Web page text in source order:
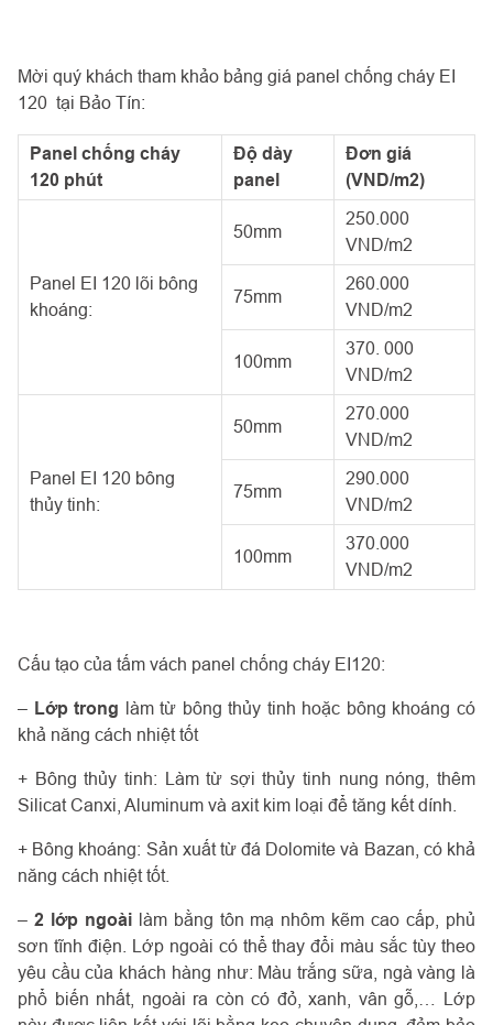
Mời quý khách tham khảo bảng giá panel chống cháy EI
120 tại Bảo Tín:
Panel chống cháy
120 phút
Độ dày
panel
Đơn giá
(VND/m2)
Panel EI 120 lõi bông
khoáng:
50mm
250.000
VND/m2
75mm
260.000
VND/m2
100mm
370. 000
VND/m2
Panel EI 120 bông
thủy tinh:
50mm
270.000
VND/m2
75mm
290.000
VND/m2
100mm
370.000
VND/m2
Cấu tạo của tấm vách panel chống cháy EI120:
– Lớp trong làm từ bông thủy tinh hoặc bông khoáng có
khả năng cách nhiệt tốt
+ Bông thủy tinh: Làm từ sợi thủy tinh nung nóng, thêm
Silicat Canxi, Aluminum và axit kim loại để tăng kết dính.
+ Bông khoáng: Sản xuất từ đá Dolomite và Bazan, có khả
năng cách nhiệt tốt.
– 2 lớp ngoàilàm bằng tôn mạ nhôm kẽm cao cấp, phủ
sơn tĩnh điện. Lớp ngoài có thể thay đổi màu sắc tùy theo
yêu cầu của khách hàng như: Màu trắng sữa, ngà vàng là
phổ biến nhất, ngoài ra còn có đỏ, xanh, vân gỗ,… Lớp